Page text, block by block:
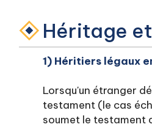
Héritage
1) Héritiers légaux
Lorsqu'un étranger
testament (le cas
soumet le testament